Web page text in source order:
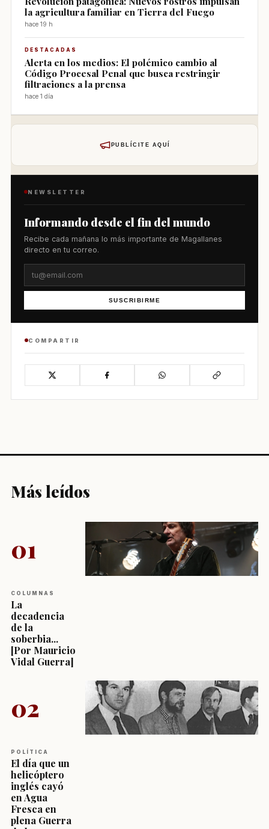
la agricultura familiar en Tierra del Fuego
hace 19 h
DESTACADAS
Alerta en los medios: El polémico cambio al
Código Procesal Penal que busca restringir
filtraciones a la prensa
hace 1 día
PUBLÍCITE AQUÍ
NEWSLETTER
Informando desde el fin del mundo
Recibe cada mañana lo más importante de Magallanes
directo en tu correo.
SUSCRIBIRME
COMPARTIR
Más leídos
01
COLUMNAS
La
decadencia
de la
soberbia...
[Por Mauricio
Vidal Guerra]
02
POLÍTICA
El día que un
helicóptero
inglés cayó
en Agua
Fresca en
plena Guerra